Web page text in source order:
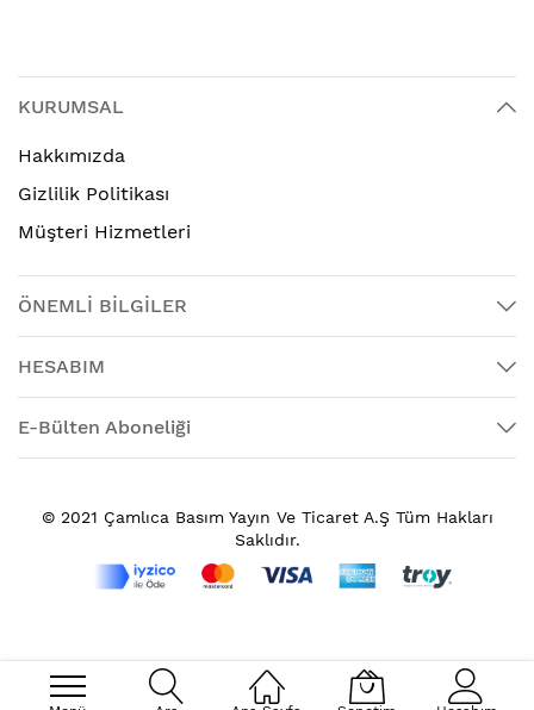
KURUMSAL
Hakkımızda
Gizlilik Politikası
Müşteri Hizmetleri
ÖNEMLİ BİLGİLER
HESABIM
E-Bülten Aboneliği
© 2021 Çamlıca Basım Yayın Ve Ticaret A.Ş Tüm Hakları
Saklıdır.